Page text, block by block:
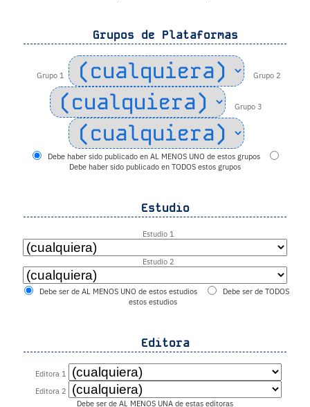
Grupos de Plataformas
Grupo 1 Grupo 2
Grupo 3
Debe haber sido publicado en AL MENOS UNO de estos grupos
Debe haber sido publicado en TODOS estos grupos
Estudio
Estudio 1
Estudio 2
Debe ser de AL MENOS UNO de estos estudios
Debe ser de TODOS
estos estudios
Editora
Editora 1
Editora 2
Debe ser de AL MENOS UNA de estas editoras